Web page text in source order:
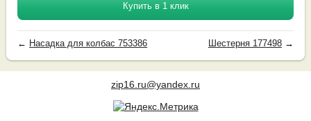
Купить в 1 клик
← Насадка для колбас 753386 Шестерня 177498→
zip16.ru@yandex.ru